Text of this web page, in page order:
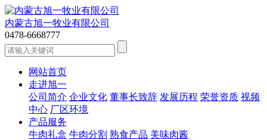
内蒙古旭一牧业有限公司
0478-6668777
网站首页
走进旭一
公司简介 企业文化 董事长致辞 发展历程 荣誉资质 视频
中心 厂区环境
产品服务
牛肉礼盒 牛肉分割 熟食产品 美味肉酱